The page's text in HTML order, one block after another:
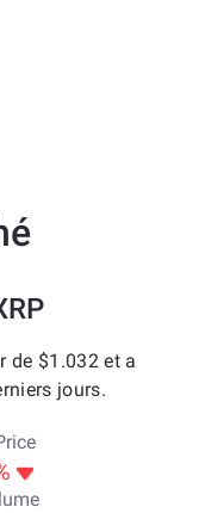
de $1.032 et a
jours.